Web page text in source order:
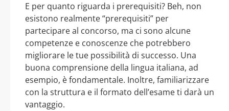
E per quanto riguarda i prerequisiti? Beh, non
esistono realmente “prerequisiti” per
partecipare al concorso, ma ci sono alcune
competenze e conoscenze che potrebbero
migliorare le tue possibilità di successo. Una
buona comprensione della lingua italiana, ad
esempio, è fondamentale. Inoltre, familiarizzare
con la struttura e il formato dell’esame ti darà un
vantaggio.